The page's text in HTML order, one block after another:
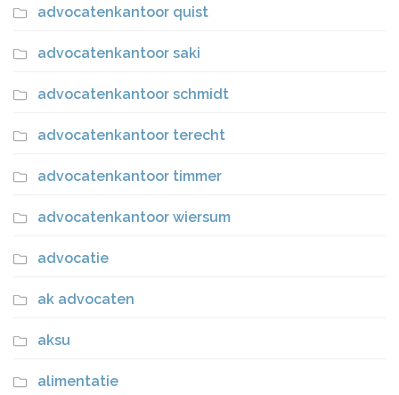
advocatenkantoor quist
advocatenkantoor saki
advocatenkantoor schmidt
advocatenkantoor terecht
advocatenkantoor timmer
advocatenkantoor wiersum
advocatie
ak advocaten
aksu
alimentatie